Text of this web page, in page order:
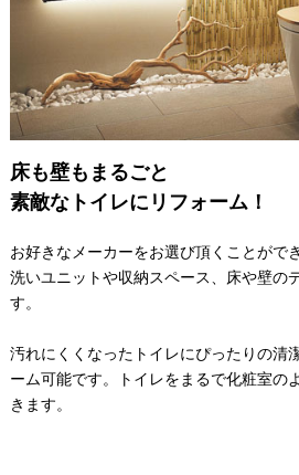
床も壁もまるごと
素敵なトイレにリフォーム！
お好きなメーカーをお選び頂くことがで
洗いユニットや収納スペース、床や壁の
す。
汚れにくくなったトイレにぴったりの清
ーム可能です。トイレをまるで化粧室の
きます。